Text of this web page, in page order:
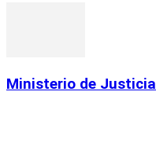
Ministerio de Justicia